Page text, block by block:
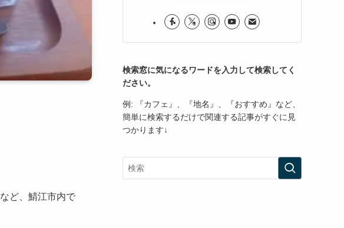
など、鯖江市内で
検索窓に気になるワードを入力して検索してく
ださい。
例: 『カフェ』、『地名』、『おすすめ』など、
簡単に検索するだけで関連する記事がすぐに見
つかります↓